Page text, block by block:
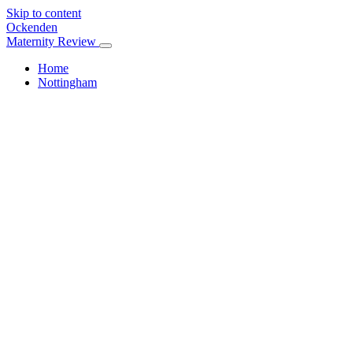
Skip to content
Ockenden
Maternity Review
Home
Nottingham